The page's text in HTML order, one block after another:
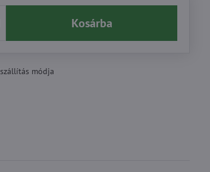
Kosárba
módja